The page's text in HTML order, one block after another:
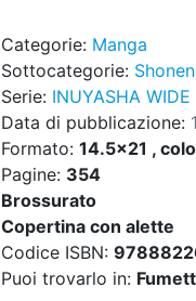
Categorie: Manga
Sottocategorie: Shonen
Serie: INUYASHA WIDE
Data di pubblicazione:
Formato: 14.5x21 ,
Pagine: 354
Brossurato
Copertina con alette
Codice ISBN:
Puoi trovarlo in: